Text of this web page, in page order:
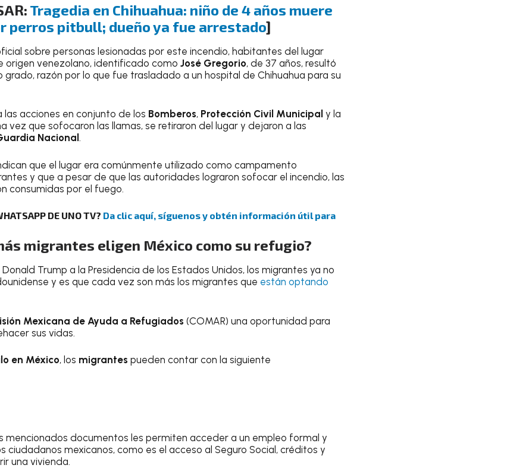
Tragedia en Chihuahua: niño de 4 años muere
perros pitbull; dueño ya fue arrestado]
sobre personas lesionadas por este incendio, habitantes del lugar
origen venezolano, identificado como José Gregorio, de 37 años, resultó
razón por lo que fue trasladado a un hospital de Chihuahua para su
acciones en conjunto de los Bomberos, Protección Civil Municipal y la
vez que sofocaron las llamas, se retiraron del lugar y dejaron a las
Nacional .
que el lugar era comúnmente utilizado como campamento
y que a pesar de que las autoridades lograron sofocar el incendio, las
consumidas por el fuego.
DE UNO TV? Da clic aquí, síguenos y obtén información útil para
migrantes eligen México como su refugio?
Trump a la Presidencia de los Estados Unidos, los migrantes ya no
y es que cada vez son más los migrantes que están optando
Mexicana de Ayuda a Refugiados (COMAR) una oportunidad para
sus vidas.
en México, los migrantes pueden contar con la siguiente
mencionados documentos les permiten acceder a un empleo formal y
ciudadanos mexicanos, como es el acceso al Seguro Social, créditos y
una vivienda.